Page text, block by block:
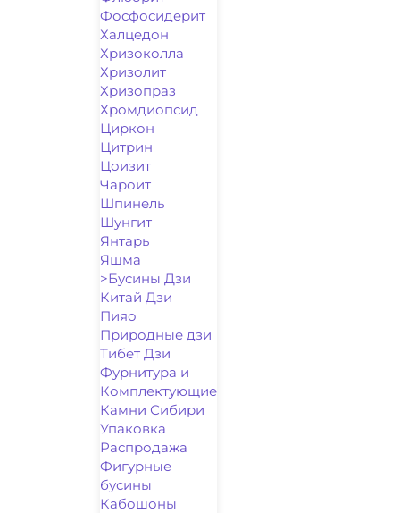
Фосфосидерит
Халцедон
Хризоколла
Хризолит
Хризопраз
Хромдиопсид
Циркон
Цитрин
Цоизит
Чароит
Шпинель
Шунгит
Янтарь
Яшма
>Бусины Дзи
Китай Дзи
Пияо
Природные дзи
Тибет Дзи
Фурнитура и
Комплектующие
Камни Сибири
Упаковка
Распродажа
Фигурные
бусины
Кабошоны